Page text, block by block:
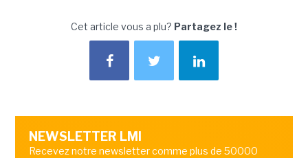
Cet article vous a plu? Partagez le !
NEWSLETTER LMI
Recevez notre newsletter comme plus de 50000